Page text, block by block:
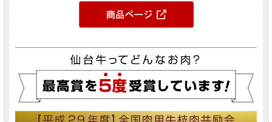
※冷蔵の場合は製造日から4週間以内が美味しく召し上がって頂ける目安期間で